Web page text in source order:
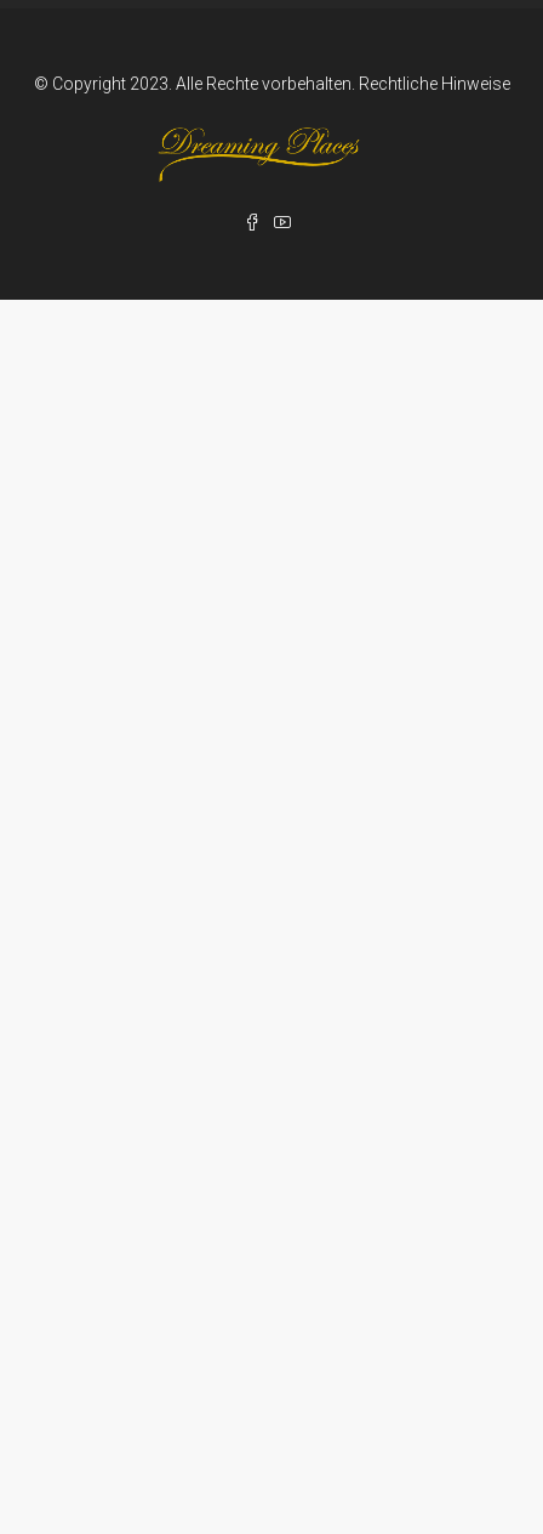
© Copyright 2023. Alle Rechte vorbehalten. Rechtliche Hinweise